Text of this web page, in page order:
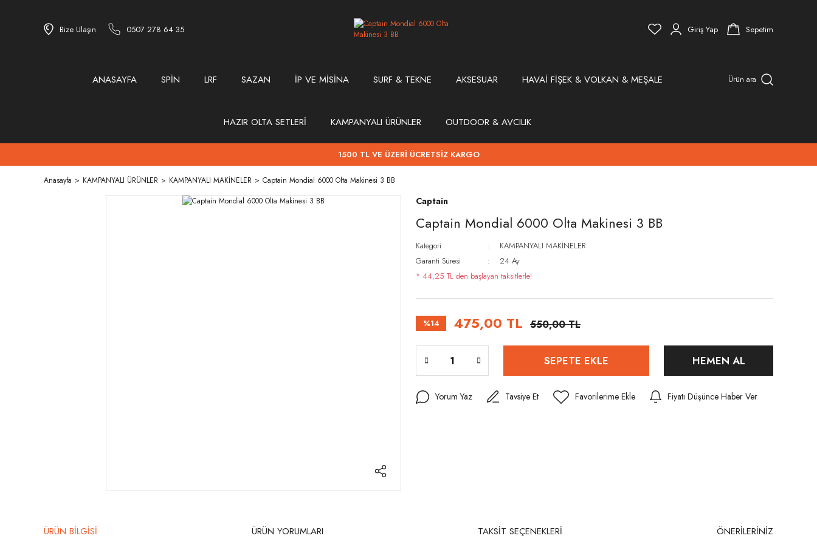
Bize Ulaşın 0507 278 64 35 Giriş Yap Sepetim
ANASAYFA SPİN LRF SAZAN İP VE MİSİNA SURF & TEKNE AKSESUAR HAVAİ FİŞEK & VOLKAN & MEŞALE
HAZIR OLTA SETLERİ KAMPANYALI ÜRÜNLER OUTDOOR & AVCILIK
Ürün ara
1500 TL VE ÜZERİ ÜCRETSİZ KARGO
Anasayfa KAMPANYALI ÜRÜNLER KAMPANYALI MAKİNELER Captain Mondial 6000 Olta Makinesi 3 BB
Captain
Captain Mondial 6000 Olta Makinesi 3 BB
Kategori
KAMPANYALI MAKİNELER
Garanti Süresi
24 Ay
* 44,25 TL den başlayan taksitlerle!
%14 475,00 TL 550,00 TL
SEPETE EKLE HEMEN AL
Yorum Yaz Tavsiye Et Fiyatı Düşünce Haber Ver
ÜRÜN BİLGİSİ ÜRÜN YORUMLARI TAKSİT SEÇENEKLERİ ÖNERİLERİNİZ